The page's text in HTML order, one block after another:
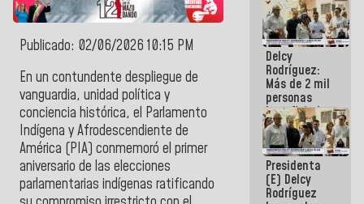
Publicado: 02/06/2026 10:15 PM
En un contundente despliegue de
vanguardia, unidad política y
conciencia histórica, el Parlamento
Indígena y Afrodescendiente de
América (PIA) conmemoró el primer
aniversario de las elecciones
parlamentarias indígenas ratificando
Arrendamiento
aprobada
por la AN
Delcy
Rodríguez:
Más de 2 mil
personas
beneficiadas
con planes
para
atención de
emergencia
sísmica en
la última
Presidenta
(E) Delcy
Rodríguez